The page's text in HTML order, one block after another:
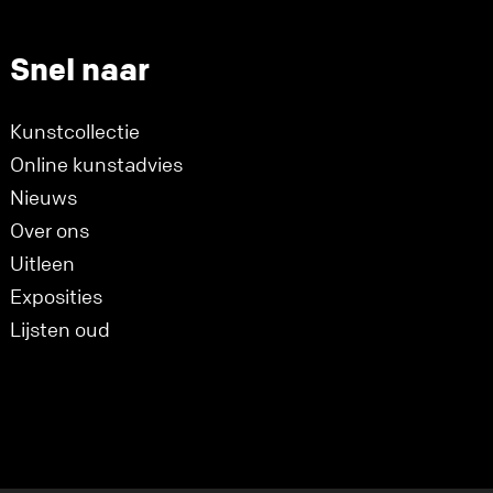
Snel naar
Kunstcollectie
Online kunstadvies
Nieuws
Over ons
Uitleen
Exposities
Lijsten oud